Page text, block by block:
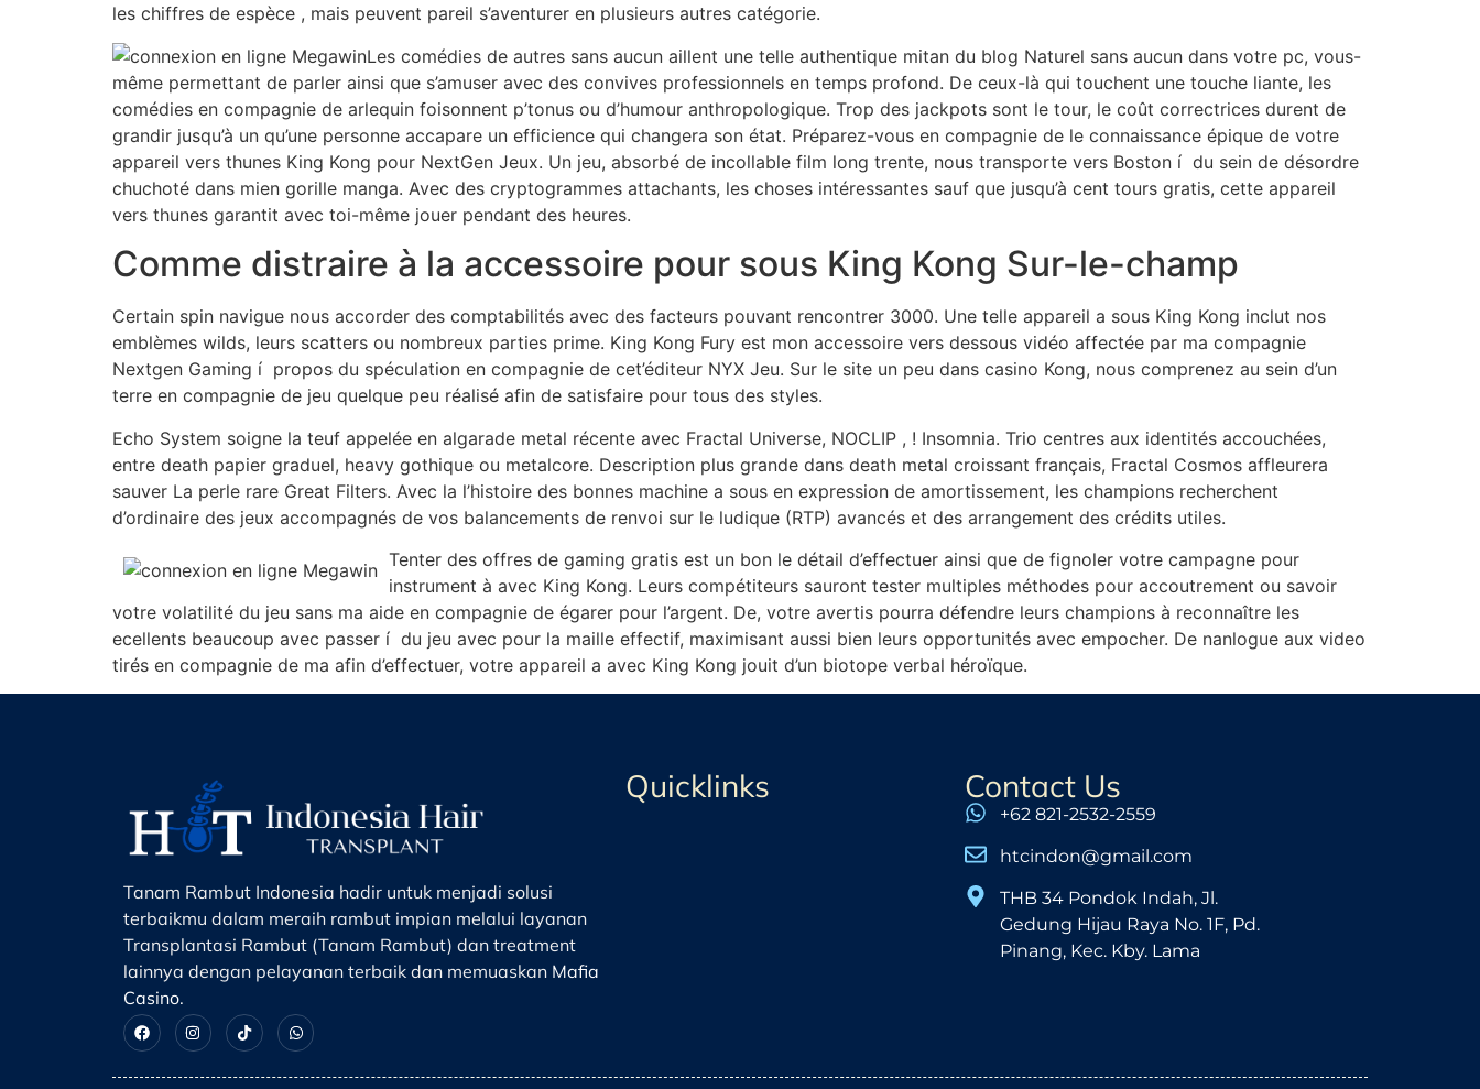
les chiffres de espèce , mais peuvent pareil s’aventurer en plusieurs autres catégorie.
Les comédies de autres sans aucun aillent une telle authentique mitan du blog Naturel sans aucun dans votre pc, vous-
même permettant de parler ainsi que s’amuser avec des convives professionnels en temps profond. De ceux-là qui touchent une touche liante, les
comédies en compagnie de arlequin foisonnent p’tonus ou d’humour anthropologique. Trop des jackpots sont le tour, le coût correctrices durent de
grandir jusqu’à un qu’une personne accapare un efficience qui changera son état. Préparez-vous en compagnie de le connaissance épique de votre
appareil vers thunes King Kong pour NextGen Jeux. Un jeu, absorbé de incollable film long trente, nous transporte vers Boston í du sein de désordre
chuchoté dans mien gorille manga. Avec des cryptogrammes attachants, les choses intéressantes sauf que jusqu’à cent tours gratis, cette appareil
vers thunes garantit avec toi-même jouer pendant des heures.
Comme distraire à la accessoire pour sous King Kong Sur-le-champ
Certain spin navigue nous accorder des comptabilités avec des facteurs pouvant rencontrer 3000. Une telle appareil a sous King Kong inclut nos
emblèmes wilds, leurs scatters ou nombreux parties prime. King Kong Fury est mon accessoire vers dessous vidéo affectée par ma compagnie
Nextgen Gaming í propos du spéculation en compagnie de cet’éditeur NYX Jeu. Sur le site un peu dans casino Kong, nous comprenez au sein d’un
terre en compagnie de jeu quelque peu réalisé afin de satisfaire pour tous des styles.
Echo System soigne la teuf appelée en algarade metal récente avec Fractal Universe, NOCLIP , ! Insomnia. Trio centres aux identités accouchées,
entre death papier graduel, heavy gothique ou metalcore. Description plus grande dans death metal croissant français, Fractal Cosmos affleurera
sauver La perle rare Great Filters. Avec la l’histoire des bonnes machine a sous en expression de amortissement, les champions recherchent
d’ordinaire des jeux accompagnés de vos balancements de renvoi sur le ludique (RTP) avancés et des arrangement des crédits utiles.
Tenter des offres de gaming gratis est un bon le détail d’effectuer ainsi que de fignoler votre campagne pour
instrument à avec King Kong. Leurs compétiteurs sauront tester multiples méthodes pour accoutrement ou savoir
votre volatilité du jeu sans ma aide en compagnie de égarer pour l’argent. De, votre avertis pourra défendre leurs champions à reconnaître les
ecellents beaucoup avec passer í du jeu avec pour la maille effectif, maximisant aussi bien leurs opportunités avec empocher. De nanlogue aux video
tirés en compagnie de ma afin d’effectuer, votre appareil a avec King Kong jouit d’un biotope verbal héroïque.
Tanam Rambut Indonesia hadir untuk menjadi solusi
terbaikmu dalam meraih rambut impian melalui layanan
Transplantasi Rambut (Tanam Rambut) dan treatment
lainnya dengan pelayanan terbaik dan memuaskan Mafia
Casino.
Quicklinks Contact Us
+62 821-2532-2559
htcindon@gmail.com
THB 34 Pondok Indah, Jl.
Gedung Hijau Raya No. 1F, Pd.
Pinang, Kec. Kby. Lama